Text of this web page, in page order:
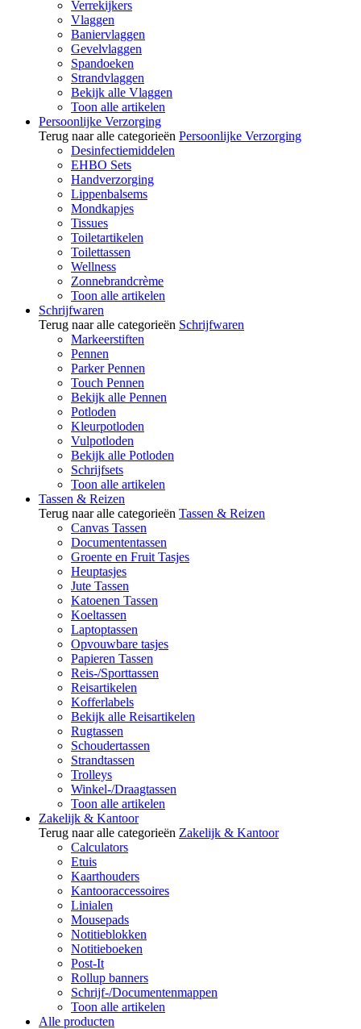
Verrekijkers
Vlaggen
Baniervlaggen
Gevelvlaggen
Spandoeken
Strandvlaggen
Bekijk alle Vlaggen
Toon alle artikelen
Persoonlijke Verzorging
Terug naar alle categorieën Persoonlijke Verzorging
Desinfectiemiddelen
EHBO Sets
Handverzorging
Lippenbalsems
Mondkapjes
Tissues
Toiletartikelen
Toilettassen
Wellness
Zonnebrandcrème
Toon alle artikelen
Schrijfwaren
Terug naar alle categorieën Schrijfwaren
Markeerstiften
Pennen
Parker Pennen
Touch Pennen
Bekijk alle Pennen
Potloden
Kleurpotloden
Vulpotloden
Bekijk alle Potloden
Schrijfsets
Toon alle artikelen
Tassen & Reizen
Terug naar alle categorieën Tassen & Reizen
Canvas Tassen
Documententassen
Groente en Fruit Tasjes
Heuptasjes
Jute Tassen
Katoenen Tassen
Koeltassen
Laptoptassen
Opvouwbare tasjes
Papieren Tassen
Reis-/Sporttassen
Reisartikelen
Kofferlabels
Bekijk alle Reisartikelen
Rugtassen
Schoudertassen
Strandtassen
Trolleys
Winkel-/Draagtassen
Toon alle artikelen
Zakelijk & Kantoor
Terug naar alle categorieën Zakelijk & Kantoor
Calculators
Etuis
Kaarthouders
Kantooraccessoires
Linialen
Mousepads
Notitieblokken
Notitieboeken
Post-It
Rollup banners
Schrijf-/Documentenmappen
Toon alle artikelen
Alle producten